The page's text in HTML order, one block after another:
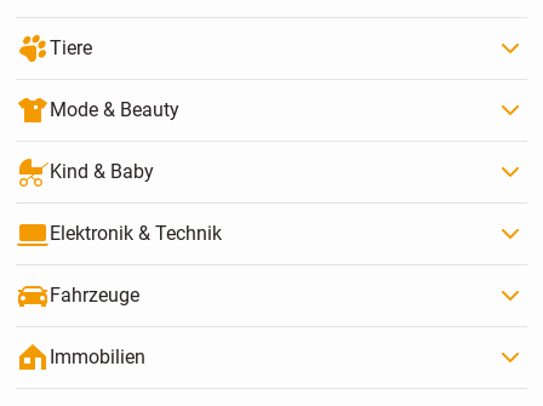
Tiere
Mode & Beauty
Kind & Baby
Elektronik & Technik
Fahrzeuge
Immobilien